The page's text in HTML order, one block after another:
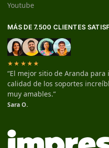
Youtube
MÁS DE 7.500 CLIENTES
★★★★★
“El mejor sitio de Aranda
calidad de los soportes
muy amables.”
Sara O.